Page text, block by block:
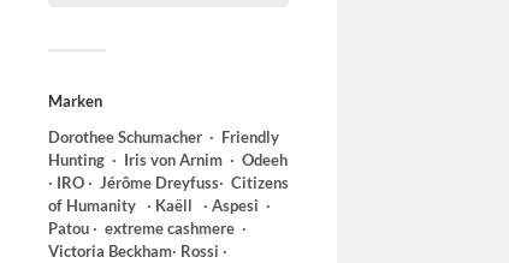
Marken
Dorothee Schumacher ∙ Friendly
Hunting ∙ Iris von Arnim ∙ Odeeh
∙ IRO ∙ Jérôme Dreyfuss∙ Citizens
of Humanity ∙ Kaëll ∙ Aspesi ∙
Patou ∙ extreme cashmere ∙
Victoria Beckham∙ Rossi ∙